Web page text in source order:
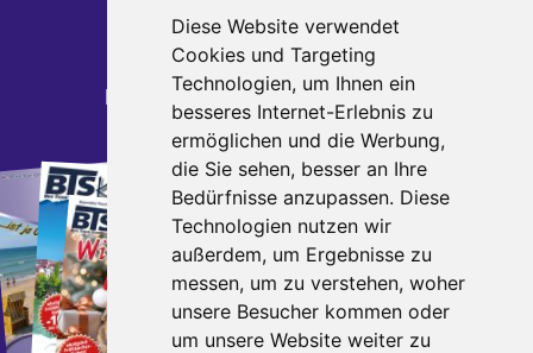
Diese Website verwendet
Cookies und Targeting
Technologien, um Ihnen ein
besseres Internet-Erlebnis zu
ermöglichen und die Werbung,
die Sie sehen, besser an Ihre
Bedürfnisse anzupassen. Diese
Technologien nutzen wir
außerdem, um Ergebnisse zu
messen, um zu verstehen, woher
unsere Besucher kommen oder
um unsere Website weiter zu
Telefon: 0291 - 95 270 700
Telefax: 0291 - 95 270 799
E-Mail:
kontakt busteamsauerland.de
Katalogbestellung
Bestellen Sie jetzt unsere
aktuellen Kataloge.
direkt zur Bestellung